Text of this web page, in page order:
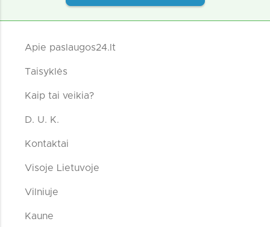
Apie paslaugos24.lt
Taisyklės
Kaip tai veikia?
D. U. K.
Kontaktai
Visoje Lietuvoje
Vilniuje
Kaune